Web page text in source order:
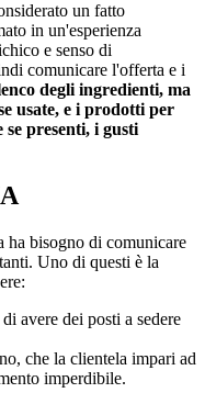
un fatto
in un'esperienza
e senso di
comunicare l'offerta e i
degli ingredienti, ma
usate, e i prodotti per
presenti, i gusti
ha bisogno di comunicare
Uno di questi è la
avere dei posti a sedere
che la clientela impari ad
imperdibile.